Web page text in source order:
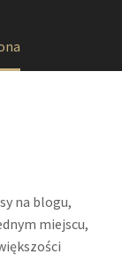
na blogu,
miejscu,